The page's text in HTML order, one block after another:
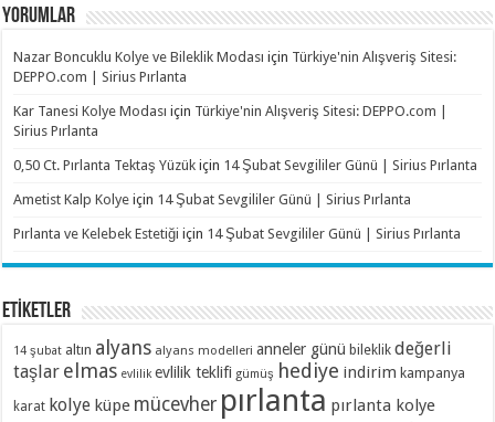
YORUMLAR
Nazar Boncuklu Kolye ve Bileklik Modası için Türkiye'nin Alışveriş Sitesi:
DEPPO.com | Sirius Pırlanta
Kar Tanesi Kolye Modası için Türkiye'nin Alışveriş Sitesi: DEPPO.com |
Sirius Pırlanta
0,50 Ct. Pırlanta Tektaş Yüzük için 14 Şubat Sevgililer Günü | Sirius Pırlanta
Ametist Kalp Kolye için 14 Şubat Sevgililer Günü | Sirius Pırlanta
Pırlanta ve Kelebek Estetiği için 14 Şubat Sevgililer Günü | Sirius Pırlanta
ETİKETLER
14 şubat altın alyans alyans modelleri anneler günü bileklik değerli
taşlar elmas evlilik evlilik teklifi gümüş hediye indirim kampanya
karat kolye küpe mücevher pırlanta pırlanta kolye